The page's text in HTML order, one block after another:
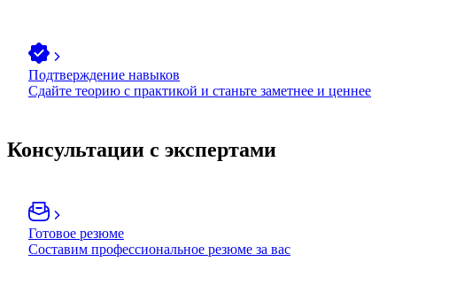
Подтверждение навыков
Сдайте теорию с практикой и станьте заметнее и ценнее
Консультации с экспертами
Готовое резюме
Составим профессиональное резюме за вас